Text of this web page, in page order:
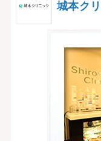
城本ク